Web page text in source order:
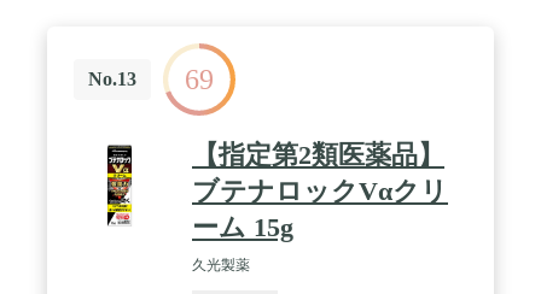
No.13 69
【指定第2類医薬品】
ブテナロックVαクリ
ーム 15g
久光製薬